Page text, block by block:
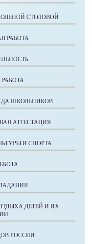
СТОЛОВОЙ
РАБОТА
ШКОЛЬНИКОВ
АТТЕСТАЦИЯ
И СПОРТА
ДЕТЕЙ И ИХ
РОССИИ